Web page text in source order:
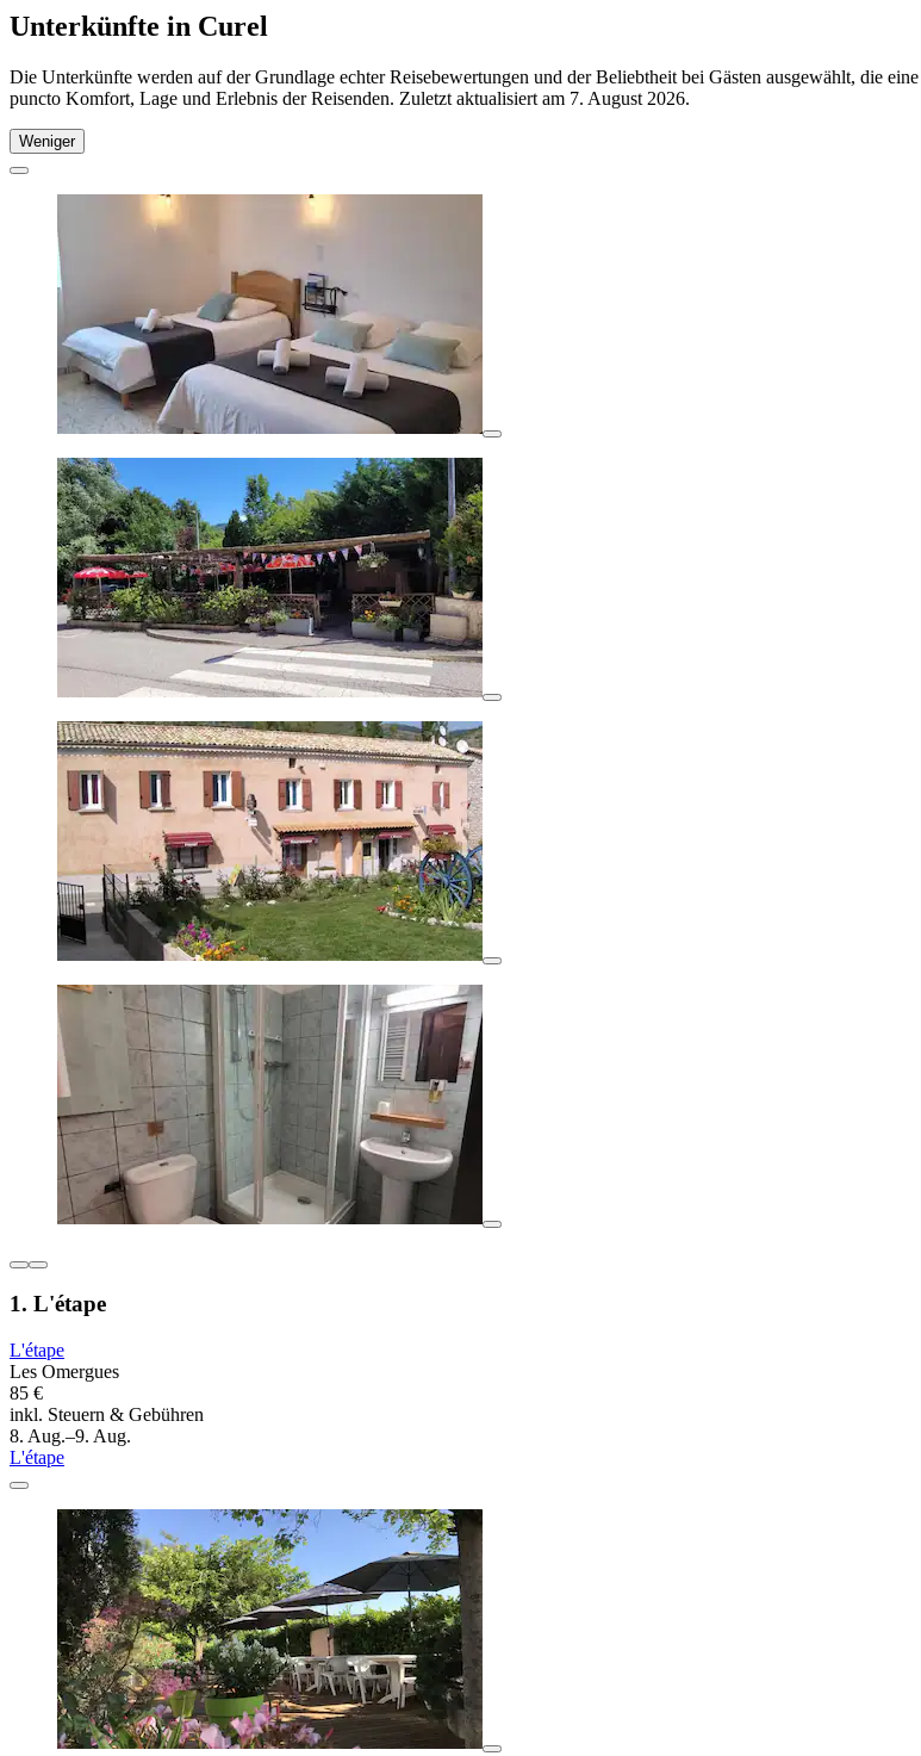
Unterkünfte in Curel
Die Unterkünfte werden auf der Grundlage echter Reisebewertungen und der Beliebtheit bei Gästen ausgewählt, die
puncto Komfort, Lage und Erlebnis der Reisenden. Zuletzt aktualisiert am 7. August 2026.
Weniger
1. L'étape
L'étape
Les Omergues
85 €
inkl. Steuern & Gebühren
8. Aug.–9. Aug.
L'étape